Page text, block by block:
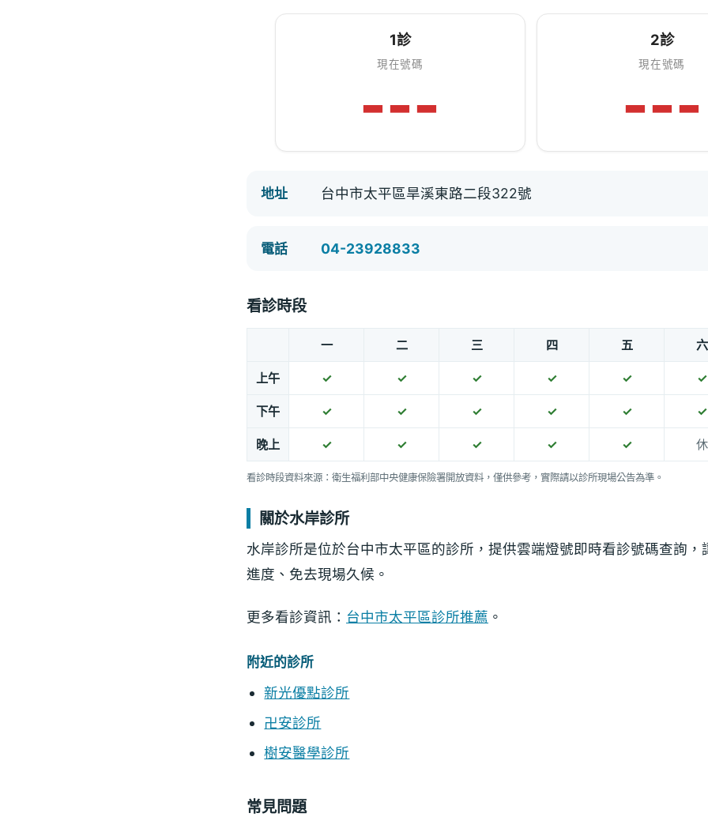
1診
現在號碼
---
2診
現在號碼
---
地址 台中市太平區旱溪東路二段322號
電話 04-23928833
看診時段
一 二 三 四 五 六
上午 ✓ ✓ ✓ ✓ ✓ ✓
下午 ✓ ✓ ✓ ✓ ✓ ✓
晚上 ✓ ✓ ✓ ✓ ✓ 休
看診時段資料來源：衛生福利部中央健康保險署開放資料，僅供參考，實際請以診所現場公告為準。
關於水岸診所
水岸診所是位於台中市太平區的診所，提供雲端燈號即時看診號碼查詢，
進度、免去現場久候。
更多看診資訊： 台中市太平區診所推薦 。
附近的診所
新光優點診所
卍安診所
樹安醫學診所
常見問題